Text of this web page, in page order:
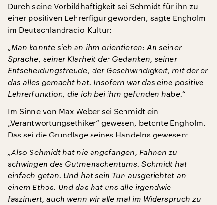
Durch seine Vorbildhaftigkeit sei Schmidt für ihn zu
einer positiven Lehrerfigur geworden, sagte Engholm
im Deutschlandradio Kultur:
„Man konnte sich an ihm orientieren: An seiner
Sprache, seiner Klarheit der Gedanken, seiner
Entscheidungsfreude, der Geschwindigkeit, mit der er
das alles gemacht hat. Insofern war das eine positive
Lehrerfunktion, die ich bei ihm gefunden habe.“
Im Sinne von Max Weber sei Schmidt ein
„Verantwortungsethiker“ gewesen, betonte Engholm.
Das sei die Grundlage seines Handelns gewesen:
„Also Schmidt hat nie angefangen, Fahnen zu
schwingen des Gutmenschentums. Schmidt hat
einfach getan. Und hat sein Tun ausgerichtet an
einem Ethos. Und das hat uns alle irgendwie
fasziniert, auch wenn wir alle mal im Widerspruch zu